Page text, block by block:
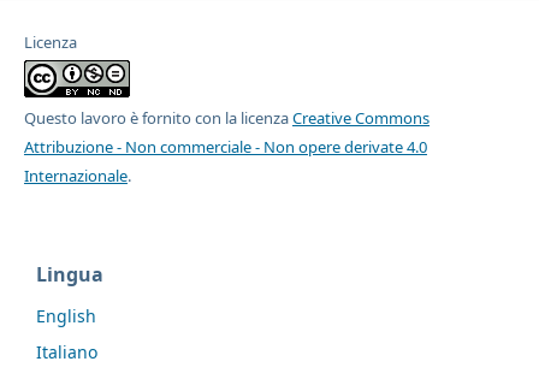
Licenza
Questo lavoro è fornito con la licenzaCreative Commons
Attribuzione - Non commerciale - Non opere derivate 4.0
Internazionale.
Lingua
English
Italiano